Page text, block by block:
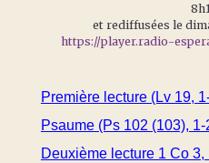
et rediffusées le
https://player.radio-
Première lecture (Lv 19,
Psaume (Ps 102 (103),
Deuxième lecture 1 Co 3,